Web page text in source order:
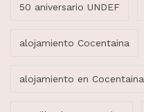
50 aniversario UNDEF
alojamiento Cocentaina
alojamiento en Cocentaina